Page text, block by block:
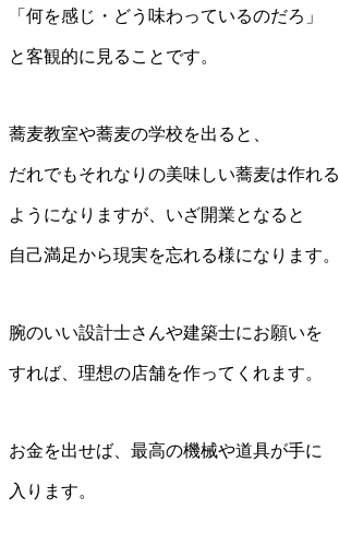
「何を感じ・どう味わっているのだろ」
と客観的に見ることです。
蕎麦教室や蕎麦の学校を出ると、
だれでもそれなりの美味しい蕎麦は作れる
ようになりますが、いざ開業となると
自己満足から現実を忘れる様になります。
腕のいい設計士さんや建築士にお願いを
すれば、理想の店舗を作ってくれます。
お金を出せば、最高の機械や道具が手に
入ります。